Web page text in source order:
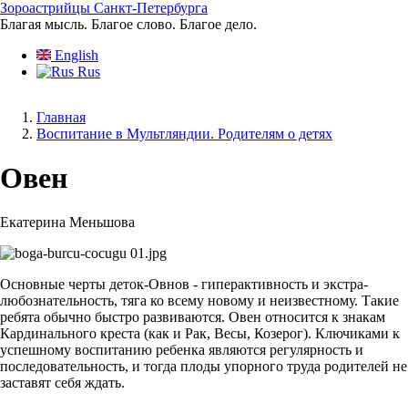
Перейти
к
содержанию
Зороастрийцы Санкт-Петербурга
Благая мысль. Благое слово. Благое дело.
English
Rus
Строка
навигации
Главная
Воспитание в Мультляндии. Родителям о детях
Овен
Екатерина Меньшова
Основные черты деток-Овнов - гиперактивность и экстра-
любознательность, тяга ко всему новому и неизвестному. Такие
ребята обычно быстро развиваются. Овен относится к знакам
Кардинального креста (как и Рак, Весы, Козерог). Ключиками к
успешному воспитанию ребенка являются регулярность и
последовательность, и тогда плоды упорного труда родителей не
заставят себя ждать.